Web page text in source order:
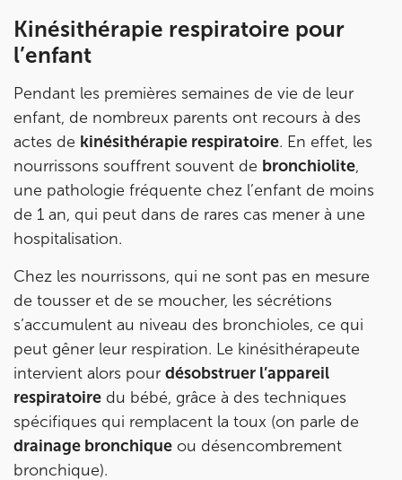
Kinésithérapie respiratoire pour
l’enfant
Pendant les premières semaines de vie de leur
enfant, de nombreux parents ont recours à des
actes de kinésithérapie respiratoire. En effet, les
nourrissons souffrent souvent de bronchiolite,
une pathologie fréquente chez l’enfant de moins
de 1 an, qui peut dans de rares cas mener à une
hospitalisation.
Chez les nourrissons, qui ne sont pas en mesure
de tousser et de se moucher, les sécrétions
s’accumulent au niveau des bronchioles, ce qui
peut gêner leur respiration. Le kinésithérapeute
intervient alors pour désobstruer l’appareil
respiratoire du bébé, grâce à des techniques
spécifiques qui remplacent la toux (on parle de
drainage bronchique ou désencombrement
bronchique).
IK PARIS 16 – TROCADÉRO
8 Av. de Camoens 75116 Paris
8 Av. de Camoens 75116 Paris
01 42 15 22 46
Prenez RDV sur
Prenez RDV sur
IK PARIS 15 – SÉGUR
75015 Paris
75015 Paris
01 43 31 00 33
Prenez RDV sur
Prenez RDV sur
IK PARIS 6 – CASSETTE
1 Rue Cassette 75006 Paris